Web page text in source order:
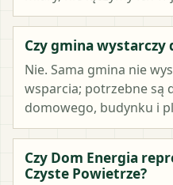
Czy gmina wystarczy
Nie. Sama gmina nie
wsparcia; potrzebne są
domowego, budynku i
Czy Dom Energia
Czyste Powietrze?